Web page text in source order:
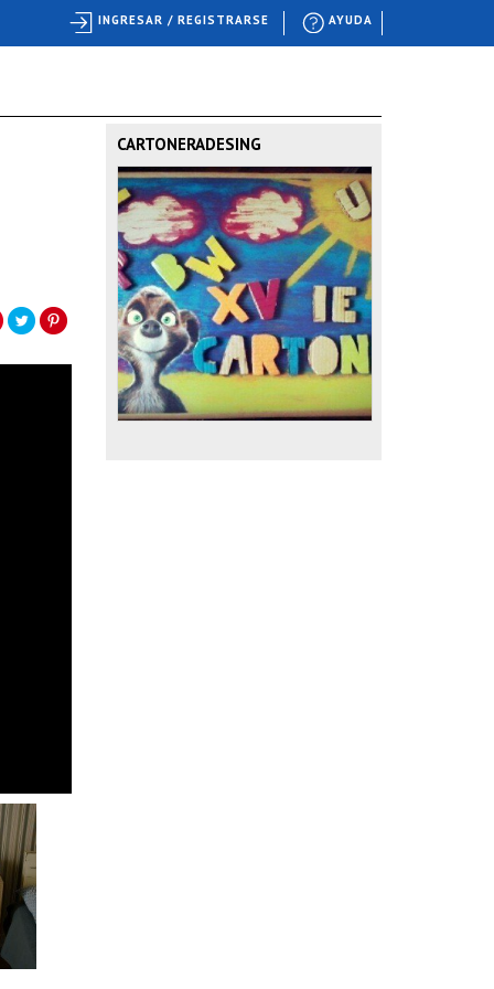
CARTONERADESING
AYUDA
INGRESAR / REGISTRARSE